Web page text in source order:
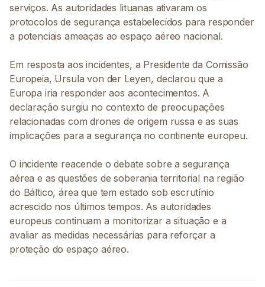
serviços. As autoridades lituanas ativaram os
protocolos de segurança estabelecidos para responder
a potenciais ameaças ao espaço aéreo nacional.
Em resposta aos incidentes, a Presidente da Comissão
Europeia, Ursula von der Leyen, declarou que a
Europa iria responder aos acontecimentos. A
declaração surgiu no contexto de preocupações
relacionadas com drones de origem russa e as suas
implicações para a segurança no continente europeu.
O incidente reacende o debate sobre a segurança
aérea e as questões de soberania territorial na região
do Báltico, área que tem estado sob escrutínio
acrescido nos últimos tempos. As autoridades
europeus continuam a monitorizar a situação e a
avaliar as medidas necessárias para reforçar a
proteção do espaço aéreo.